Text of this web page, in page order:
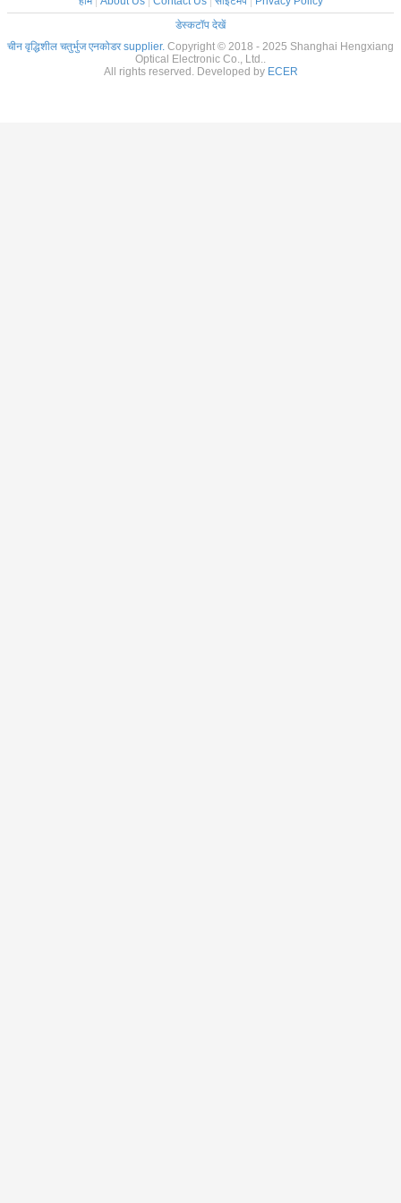
डेस्कटॉप देखें
चीन वृद्धिशील चतुर्भुज एनकोडर supplier. Copyright © 2018 - 2025 Shanghai Hengxiang
Optical Electronic Co., Ltd..
All rights reserved. Developed by ECER